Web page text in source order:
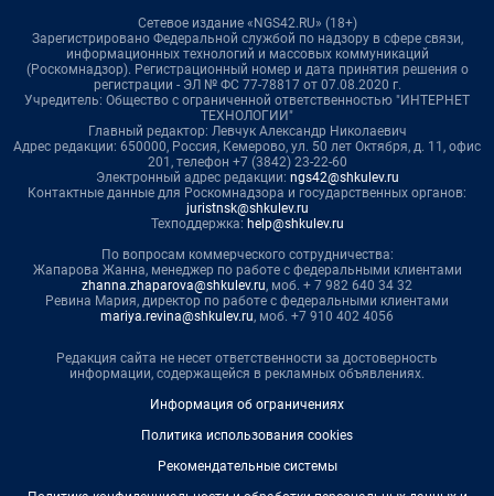
Сетевое издание «NGS42.RU» (18+)
Зарегистрировано Федеральной службой по надзору в сфере связи,
информационных технологий и массовых коммуникаций
(Роскомнадзор). Регистрационный номер и дата принятия решения о
регистрации - ЭЛ № ФС 77-78817 от 07.08.2020 г.
Учредитель: Общество с ограниченной ответственностью "ИНТЕРНЕТ
ТЕХНОЛОГИИ"
Главный редактор: Левчук Александр Николаевич
Адрес редакции: 650000, Россия, Кемерово, ул. 50 лет Октября, д. 11, офис
201, телефон +7 (3842) 23-22-60
Электронный адрес редакции: ngs42@shkulev.ru
Контактные данные для Роскомнадзора и государственных органов:
juristnsk@shkulev.ru
Техподдержка: help@shkulev.ru
По вопросам коммерческого сотрудничества:
Жапарова Жанна, менеджер по работе с федеральными клиентами
zhanna.zhaparova@shkulev.ru, моб. + 7 982 640 34 32
Ревина Мария, директор по работе с федеральными клиентами
mariya.revina@shkulev.ru, моб. +7 910 402 4056
Редакция сайта не несет ответственности за достоверность
информации, содержащейся в рекламных объявлениях.
Информация об ограничениях
Политика использования cookies
Рекомендательные системы